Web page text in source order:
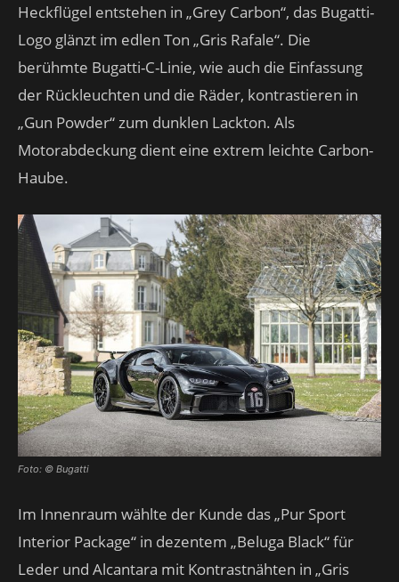
Heckflügel entstehen in „Grey Carbon“, das Bugatti-
Logo glänzt im edlen Ton „Gris Rafale“. Die
berühmte Bugatti-C-Linie, wie auch die Einfassung
der Rückleuchten und die Räder, kontrastieren in
„Gun Powder“ zum dunklen Lackton. Als
Motorabdeckung dient eine extrem leichte Carbon-
Haube.
Foto: © Bugatti
Im Innenraum wählte der Kunde das „Pur Sport
Interior Package“ in dezentem „Beluga Black“ für
Leder und Alcantara mit Kontrastnähten in „Gris